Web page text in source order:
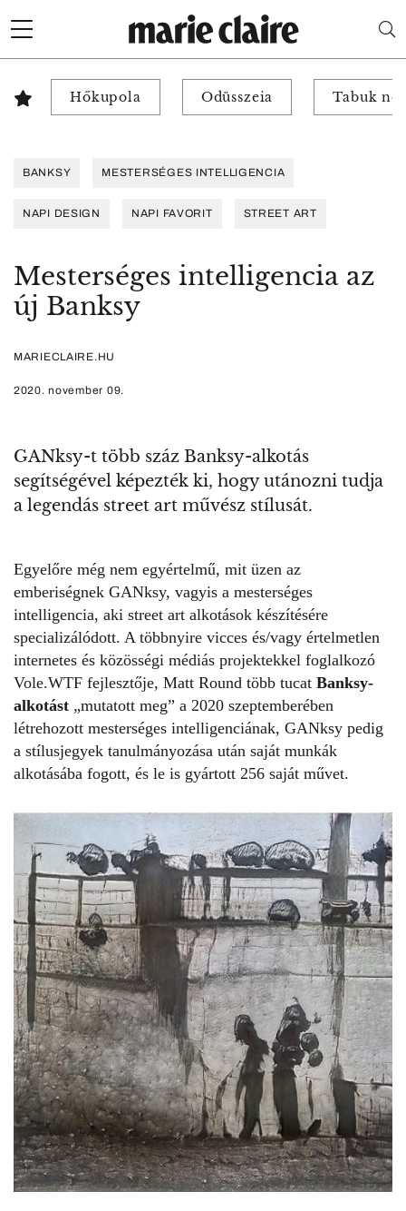
Hőkupola Odüsszeia Tabuk
BANKSY MESTERSÉGES INTELLIGENCIA
NAPI DESIGN NAPI FAVORIT STREET ART
Mesterséges intelligencia az
új Banksy
MARIECLAIRE.HU
2020. november 09.
GANksy-t több száz Banksy-alkotás
segítségével képezték ki, hogy utánozni tudja
a legendás street art művész stílusát.
Egyelőre még nem egyértelmű, mit üzen az
emberiségnek GANksy, vagyis a mesterséges
intelligencia, aki street art alkotások készítésére
specializálódott. A többnyire vicces és/vagy értelmetlen
internetes és közösségi médiás projektekkel foglalkozó
Vole.WTF fejlesztője, Matt Round több tucat Banksy-
alkotást „mutatott meg” a 2020 szeptemberében
létrehozott mesterséges intelligenciának, GANksy pedig
a stílusjegyek tanulmányozása után saját munkák
alkotásába fogott, és le is gyártott 256 saját művet.